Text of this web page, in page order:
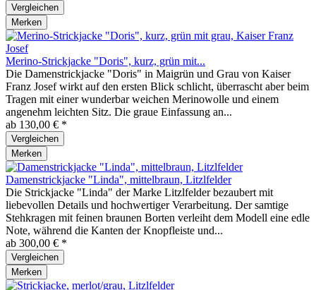
Vergleichen
Merken
Merino-Strickjacke "Doris", kurz, grün mit...
Die Damenstrickjacke "Doris" in Maigrün und Grau von Kaiser
Franz Josef wirkt auf den ersten Blick schlicht, überrascht aber beim
Tragen mit einer wunderbar weichen Merinowolle und einem
angenehm leichten Sitz. Die graue Einfassung an...
ab 130,00 € *
Vergleichen
Merken
Damenstrickjacke "Linda", mittelbraun, Litzlfelder
Die Strickjacke "Linda" der Marke Litzlfelder bezaubert mit
liebevollen Details und hochwertiger Verarbeitung. Der samtige
Stehkragen mit feinen braunen Borten verleiht dem Modell eine edle
Note, während die Kanten der Knopfleiste und...
ab 300,00 € *
Vergleichen
Merken